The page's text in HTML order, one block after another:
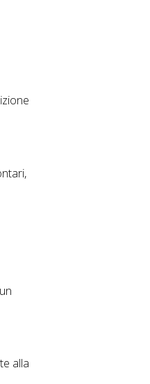
alla